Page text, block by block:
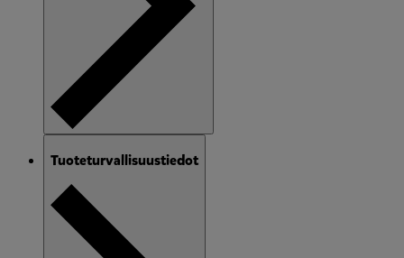
Tuoteturvallisuustiedot